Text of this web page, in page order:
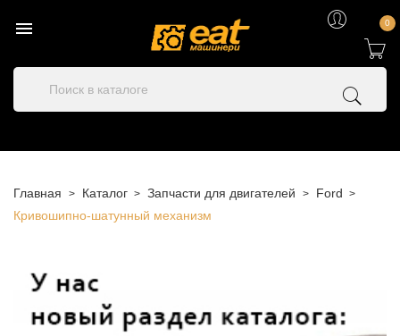
 0
Главная Каталог Запчасти для двигателей
Ford
Кривошипно-шатунный механизм